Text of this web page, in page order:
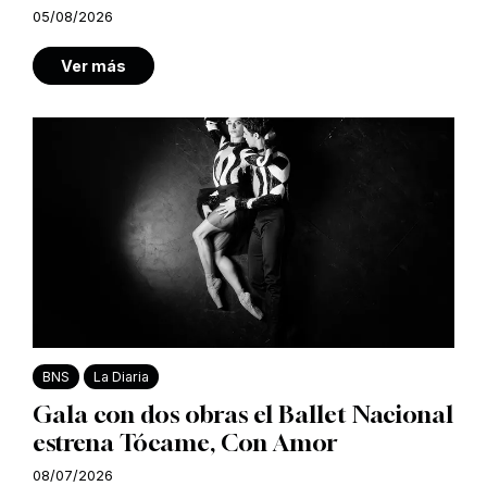
05/08/2026
Ver más
BNS La Diaria
Gala con dos obras el Ballet Nacional
estrena Tócame, Con Amor
08/07/2026